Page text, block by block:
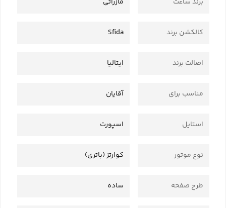
کالکشن برند Sfida
اصالت برند ایتالیا
مناسب برای آقایان
استایل اسپورت
نوع موتور کوارتز (باتری)
طرح صفحه ساده